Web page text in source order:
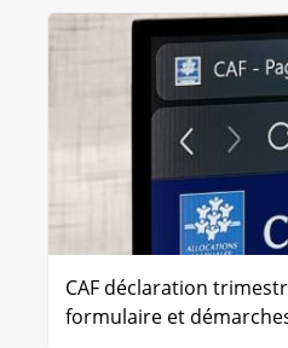
CAF déclaration
formulaire et